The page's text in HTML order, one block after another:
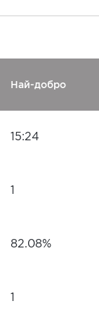
Най-добро
15:24
82.08%